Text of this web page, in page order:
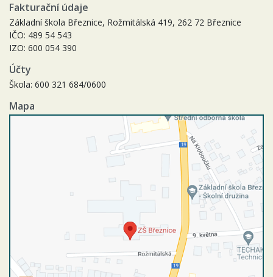
Fakturační údaje
Základní škola Březnice, Rožmitálská 419, 262 72 Březnice
IČO: 489 54 543
IZO: 600 054 390
Účty
Škola: 600 321 684/0600
Mapa